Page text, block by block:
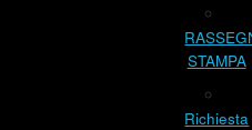
STAMPA
Richiesta